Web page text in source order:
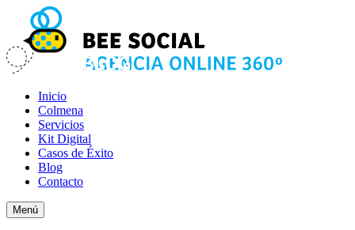
Inicio
Colmena
Servicios
Kit Digital
Casos de Éxito
Blog
Contacto
Menú